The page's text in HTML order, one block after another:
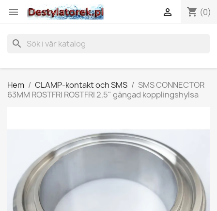
 shopping_cart (0)

search
Hem CLAMP-kontakt och SMS
SMS CONNECTOR
63MM ROSTFRI ROSTFRI 2,5" gängad kopplingshylsa